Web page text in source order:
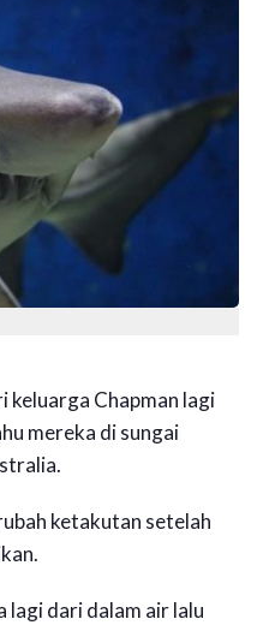
keluarga Chapman lagi
mereka di sungai
ketakutan setelah
lagi dari dalam air lalu